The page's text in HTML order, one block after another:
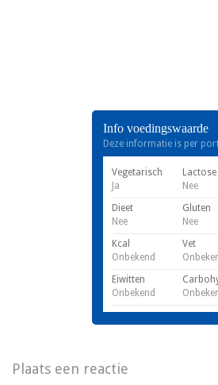
Info voedingswaarde
Deze informatie is per
Vegetarisch
Ja
Lactose
Nee
Dieet
Nee
Gluten
Nee
Kcal
Onbekend
Vet
Eiwitten
Onbekend
Plaats een reactie